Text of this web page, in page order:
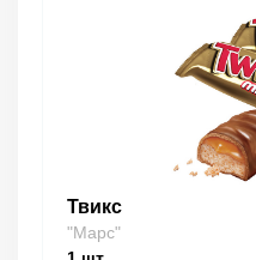
Твикс
"Марс"